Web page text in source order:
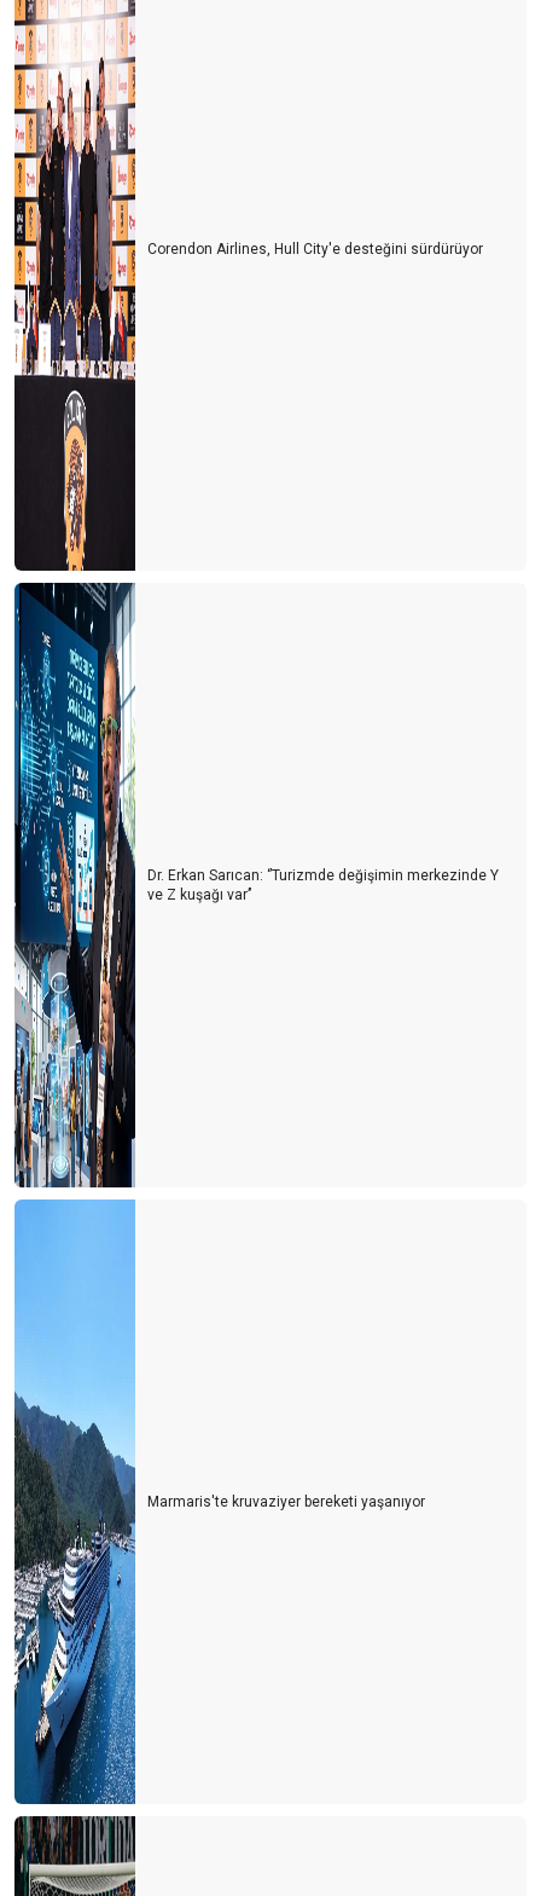
Lara-Kundu'nun unutulan arka bahçesi
Bu işin sonu nereye varacak?
İki derede bir arada
Siyasiler tepişiyor turizm eziliyor
Turist için erken mi davrandık?
Turizm Bakanlığı Turizm online haber portallarını neden göz
ardı ediyor?
Avrupa ve Rusya siyasetinin Türk turizmine yol vermesi
bekleniyor
Her kafadan bir ses çıkıyor
Turiste serbest vatandaşa yasak
Turizmcinin işi papatya falına kaldı
Corendon Airlines, Hull City'e desteğini sürdürüyor
Dr. Erkan Sarıcan: ‘’Turizmde değişimin merkezinde Y
ve Z kuşağı var’’
Marmaris'te kruvaziyer bereketi yaşanıyor